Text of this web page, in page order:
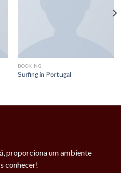
BOOKING
Surfing in Portugal
proporciona um ambiente
conhecer!